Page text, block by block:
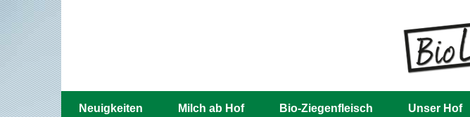
to
content
Neuigkeiten Milch ab Hof Bio-Ziegenfleisch Unser Hof